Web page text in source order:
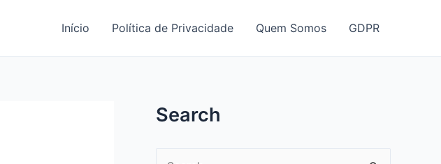
Início Política de Privacidade Quem Somos GDPR
Search